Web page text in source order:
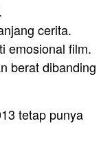
cerita.
emosional film.
berat dibanding
tetap punya